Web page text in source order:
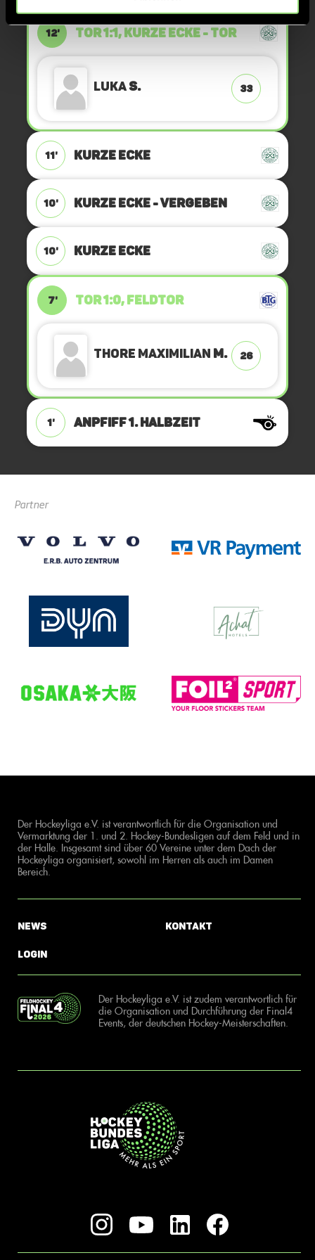
12' TOR 1:1, KURZE ECKE - TOR
LukaS. 33
11' KURZE ECKE
10' KURZE ECKE - VERGEBEN
10' KURZE ECKE
7' TOR 1:0, FELDTOR
Thore Maximilian M. 26
1' ANPFIFF 1. Halbzeit
Partner
Der Hockeyliga e.V. ist verantwortlich für die Organisation und
Vermarktung der 1. und 2. Hockey-Bundesligen auf dem Feld und in
der Halle. Insgesamt sind über 60 Vereine unter dem Dach der
Hockeyliga organisiert, sowohl im Herren als auch im Damen
Bereich.
News
Login
Kontakt
Der Hockeyliga e.V. ist zudem verantwortlich für
die Organisation und Durchführung der Final4
Events, der deutschen Hockey-Meisterschaften.